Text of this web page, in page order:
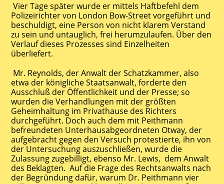
Vier Tage später wurde er mittels Haftbefehl dem
Polizeirichter von London Bow-Street vorgeführt und
beschuldigt, eine Person von nicht klarem Verstand
zu sein und untauglich, frei herumzulaufen. Über den
Verlauf dieses Prozesses sind Einzelheiten
überliefert.
Mr. Reynolds, der Anwalt der Schatzkammer, also
etwa der königliche Staatsanwalt, forderte den
Ausschluß der Öffentlichkeit und der Presse; so
wurden die Verhandlungen mit der größten
Geheimhaltung im Privathause des Richters
durchgeführt. Doch auch dem mit Peithmann
befreundeten Unterhausabgeordneten Otway, der
aufgebracht gegen den Versuch protestierte, ihn von
der Untersuchung auszuschließen, wurde die
Zulassung zugebilligt, ebenso Mr. Lewis, dem Anwalt
des Beklagten. Auf die Frage des Rechtsanwalts nach
der Begründung dafür, warum Dr. Peithmann vier